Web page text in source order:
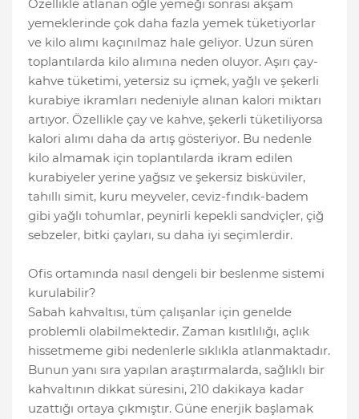
Özellikle atlanan öğle yemeği sonrası akşam
yemeklerinde çok daha fazla yemek tüketiyorlar
ve kilo alımı kaçınılmaz hale geliyor. Uzun süren
toplantılarda kilo alımına neden oluyor. Aşırı çay-
kahve tüketimi, yetersiz su içmek, yağlı ve şekerli
kurabiye ikramları nedeniyle alınan kalori miktarı
artıyor. Özellikle çay ve kahve, şekerli tüketiliyorsa
kalori alımı daha da artış gösteriyor. Bu nedenle
kilo almamak için toplantılarda ikram edilen
kurabiyeler yerine yağsız ve şekersiz bisküviler,
tahıllı simit, kuru meyveler, ceviz-fındık-badem
gibi yağlı tohumlar, peynirli kepekli sandviçler, çiğ
sebzeler, bitki çayları, su daha iyi seçimlerdir.
Ofis ortamında nasıl dengeli bir beslenme sistemi
kurulabilir?
Sabah kahvaltısı, tüm çalışanlar için genelde
problemli olabilmektedir. Zaman kısıtlılığı, açlık
hissetmeme gibi nedenlerle sıklıkla atlanmaktadır.
Bunun yanı sıra yapılan araştırmalarda, sağlıklı bir
kahvaltının dikkat süresini, 210 dakikaya kadar
uzattığı ortaya çıkmıştır. Güne enerjik başlamak